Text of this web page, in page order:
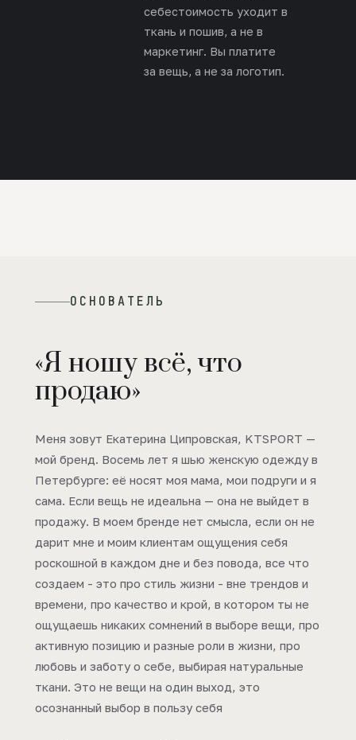
себестоимость уходит в
ткань и пошив, а не в
маркетинг. Вы платите
за вещь, а не за логотип.
ОСНОВАТЕЛЬ
«Я ношу всё, что
продаю»
Меня зовут Екатерина Ципровская, KTSPORT —
мой бренд. Восемь лет я шью женскую одежду в
Петербурге: её носят моя мама, мои подруги и я
сама. Если вещь не идеальна — она не выйдет в
продажу. В моем бренде нет смысла, если он не
дарит мне и моим клиентам ощущения себя
роскошной в каждом дне и без повода, все что
создаем - это про стиль жизни - вне трендов и
времени, про качество и крой, в котором ты не
ощущаешь никаких сомнений в выборе вещи, про
активную позицию и разные роли в жизни, про
любовь и заботу о себе, выбирая натуральные
ткани. Это не вещи на один выход, это
осознанный выбор в пользу себя